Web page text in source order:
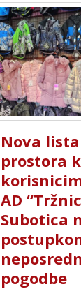
Nova
prostora
AD
Subotica
pogodbe